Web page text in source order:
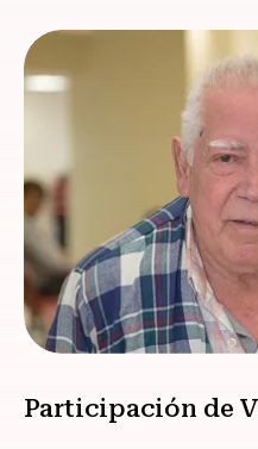
Participación de